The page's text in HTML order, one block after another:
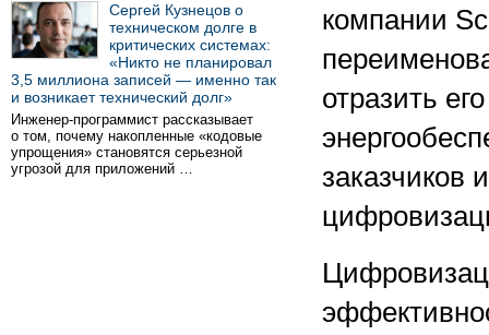
Сергей Кузнецов о
техническом долге в
критических системах:
«Никто не планировал
3,5 миллиона записей — именно так
и возникает технический долг»
Инженер-программист рассказывает
о том, почему накопленные «кодовые
упрощения» становятся серьезной
угрозой для приложений …
компании
отразить
заказчиков